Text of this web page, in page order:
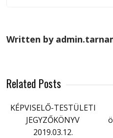
Written by
Related Posts
KÉPVISELŐ-TESTÜLETI
JEGYZŐKÖNYV
2019.03.12.